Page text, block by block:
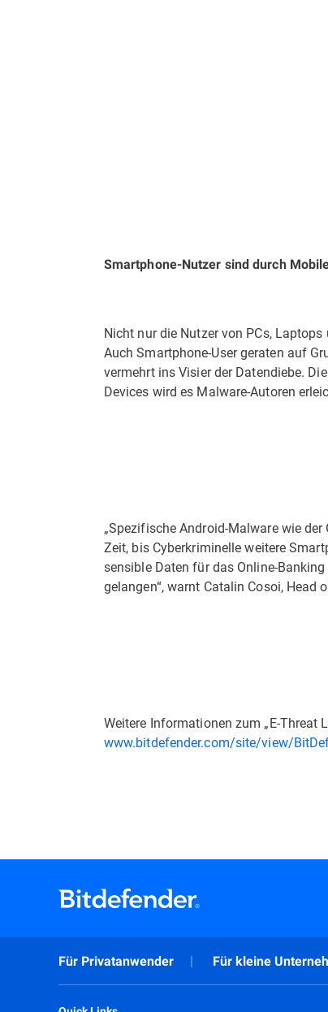
Smartphone-Nutzer sind durch
Nicht nur die Nutzer von PCs,
Auch Smartphone-User geraten auf
vermehrt ins Visier der Datendiebe.
Devices wird es Malware-Autoren
„Spezifische Android-Malware wie
Zeit, bis Cyberkriminelle weitere
sensible Daten für das Online-
gelangen“, warnt Catalin Cosoi, Head
Weitere Informationen zum „E-Threat
www.bitdefender.com/site/view/
Für Privatanwender Für kleine